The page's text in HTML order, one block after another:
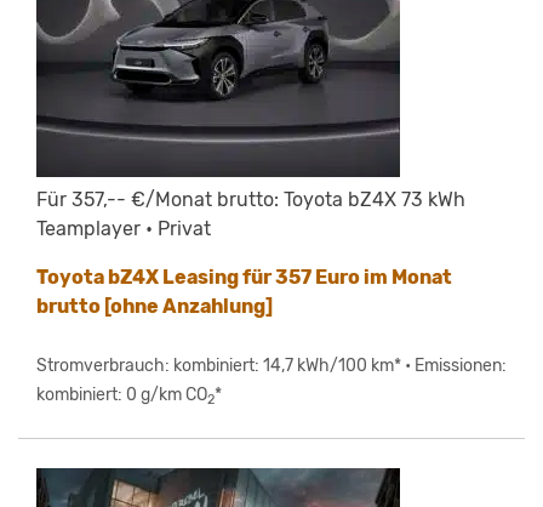
Für 357,-- €/Monat brutto: Toyota bZ4X 73 kWh
Teamplayer • Privat
Toyota bZ4X Leasing für 357 Euro im Monat
brutto [ohne Anzahlung]
Stromverbrauch: kombiniert: 14,7 kWh/100 km* • Emissionen:
kombiniert: 0 g/km CO2*